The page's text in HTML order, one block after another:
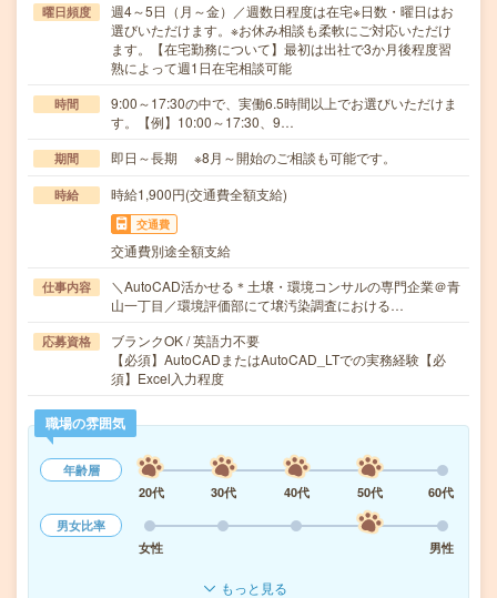
曜日頻度
週4～5日（月～金）／週数日程度は在宅※日数・曜日はお
選びいただけます。※お休み相談も柔軟にご対応いただけ
ます。【在宅勤務について】最初は出社で3か月後程度習
熟によって週1日在宅相談可能
時間
9:00～17:30の中で、実働6.5時間以上でお選びいただけま
す。【例】10:00～17:30、9…
期間 即日～長期 ※8月～開始のご相談も可能です。
時給 時給1,900円(交通費全額支給)
交通費
交通費別途全額支給
仕事内容
＼AutoCAD活かせる＊土壌・環境コンサルの専門企業＠青
山一丁目／環境評価部にて壌汚染調査における…
応募資格
ブランクOK / 英語力不要
【必須】AutoCADまたはAutoCAD_LTでの実務経験【必
須】Excel入力程度
職場の雰囲気
年齢層
20代
30代 40代 50代
60代
男女比率
女性
男性
もっと見る